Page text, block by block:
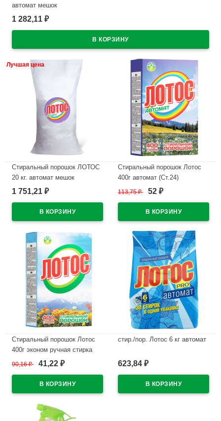
автомат мешок
В наличии
1 282,11 ₽
Лучшая цена
Стиральный порошок ЛОТОС
20 кг. автомат мешок
В наличии
1 751,21 ₽
Стиральный порошок Лотос
400г автомат (Ст.24)
В наличии
113,75₽ 52 ₽
Стиральный порошок Лотос
400г эконом ручная стирка
(аналог Пемос) (Ст.30) пакет
90,16₽ 41,22 ₽
стир./пор. Лотос 6 кг автомат
623,84 ₽